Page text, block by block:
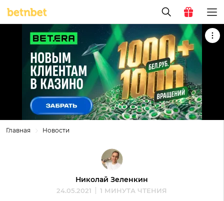
Главная Новости
Николай Зеленкин
24.05.2021 1 МИНУТА ЧТЕНИЯ